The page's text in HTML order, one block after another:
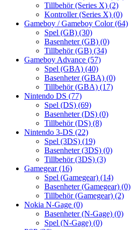
Tillbehör (Series X) (2)
Kontroller (Series X) (0)
Gameboy / Gameboy Color(64)
Spel (GB) (30)
Basenheter (GB) (0)
Tillbehör (GB) (34)
Gameboy Advance (57)
Spel (GBA) (40)
Basenheter (GBA) (0)
Tillbehör (GBA) (17)
Nintendo DS (77)
Spel (DS) (69)
Basenheter (DS) (0)
Tillbehör (DS) (8)
Nintendo 3-DS (22)
Spel (3DS) (19)
Basenheter (3DS) (0)
Tillbehör (3DS) (3)
Gamegear(16)
Spel (Gamegear) (14)
Basenheter (Gamegear) (0)
Tillbehör (Gamegear) (2)
Nokia N-Gage (0)
Basenheter (N-Gage) (0)
Spel (N-Gage) (0)